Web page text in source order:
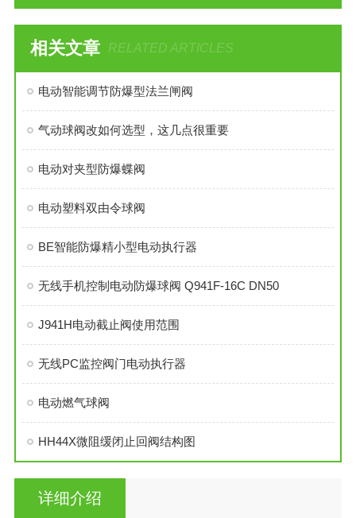
相关文章 RELATED ARTICLES
电动智能调节防爆型法兰闸阀
气动球阀改如何选型，这几点很重要
电动对夹型防爆蝶阀
电动塑料双由令球阀
BE智能防爆精小型电动执行器
无线手机控制电动防爆球阀 Q941F-16C DN50
J941H电动截止阀使用范围
无线PC监控阀门电动执行器
电动燃气球阀
HH44X微阻缓闭止回阀结构图
详细介绍